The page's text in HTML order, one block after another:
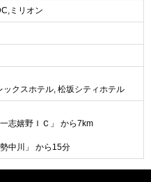
ミリオン
ックスホテル, 松坂シティホテル
志嬉野ＩＣ」 から7km
中川」 から15分